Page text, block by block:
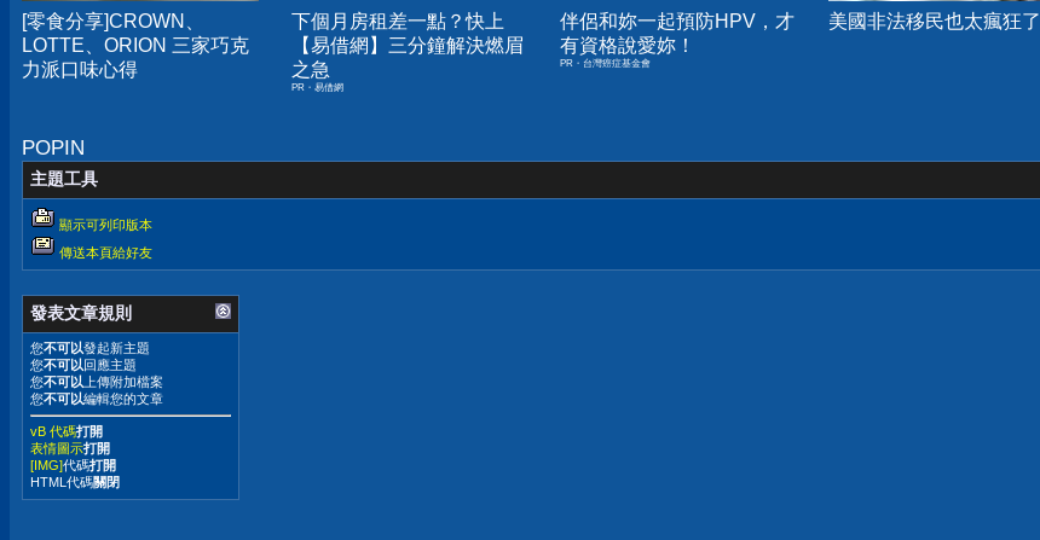
[零食分享]CROWN、
LOTTE、ORION 三家巧克
力派口味心得
下個月房租差一點？快上
【易借網】三分鐘解決燃眉
之急
PR・易借網
伴侶和妳一起預防HPV，才
有資格說愛妳！
PR・台灣癌症基金會
美國非法移民也太瘋狂了
POPIN
主題工具
顯示可列印版本
傳送本頁給好友
發表文章規則
您不可以發起新主題
您不可以回應主題
您不可以 上傳附加檔案
您不可以編輯您的文章
vB 代碼打開
表情圖示打開
[IMG]代碼打開
HTML代碼關閉